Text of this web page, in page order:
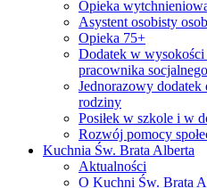
Opieka
Asystent osobisty
Opieka 75+
Dodatek w wysokości
pracownika socjalnego
Jednorazowy dodatek
rodziny
Posiłek w szkole i w
Rozwój pomocy
Kuchnia Św. Brata Alberta
Aktualności
O Kuchni Św. Brata